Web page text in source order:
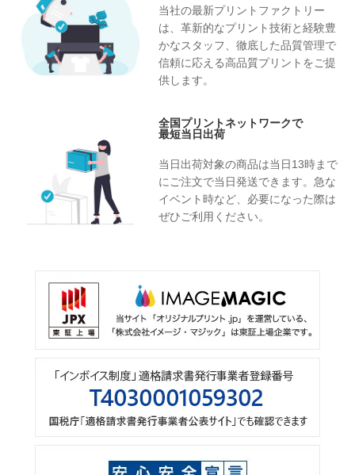
当社の最新プリントファクトリー
は、革新的なプリント技術と経験豊
かなスタッフ、徹底した品質管理で
信頼に応える高品質プリントをご提
供します。
全国プリントネットワークで
最短当日出荷
当日出荷対象の商品は当日13時まで
にご注文で当日発送できます。急な
イベント時など、必要になった際は
ぜひご利用ください。